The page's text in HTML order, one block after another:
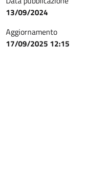
13/09/2024
Aggiornamento
17/09/2025 12:15